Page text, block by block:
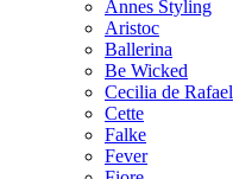
Annes Styling
Aristoc
Ballerina
Be Wicked
Cecilia de Rafael
Cette
Falke
Fever